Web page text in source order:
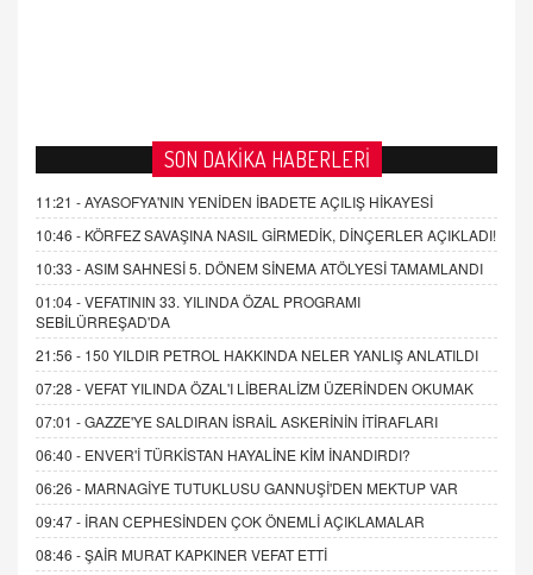
SON DAKİKA HABERLERİ
11:21 -AYASOFYA'NIN YENİDEN İBADETE AÇILIŞ HİKAYESİ
10:46 - KÖRFEZ SAVAŞINA NASIL GİRMEDİK, DİNÇERLER AÇIKLADI!
10:33 -ASIM SAHNESİ 5. DÖNEM SİNEMA ATÖLYESİ TAMAMLANDI
01:04 -VEFATININ 33. YILINDA ÖZAL PROGRAMI
SEBİLÜRREŞAD'DA
21:56 - 150 YILDIR PETROL HAKKINDA NELER YANLIŞ ANLATILDI
07:28 -VEFAT YILINDA ÖZAL'I LİBERALİZM ÜZERİNDEN OKUMAK
07:01 -GAZZE'YE SALDIRAN İSRAİL ASKERİNİN İTİRAFLARI
06:40 - ENVER'İ TÜRKİSTAN HAYALİNE KİM İNANDIRDI?
06:26 - MARNAGİYE TUTUKLUSU GANNUŞİ'DEN MEKTUP VAR
09:47 - İRAN CEPHESİNDEN ÇOK ÖNEMLİ AÇIKLAMALAR
08:46 -ŞAİR MURAT KAPKINER VEFAT ETTİ